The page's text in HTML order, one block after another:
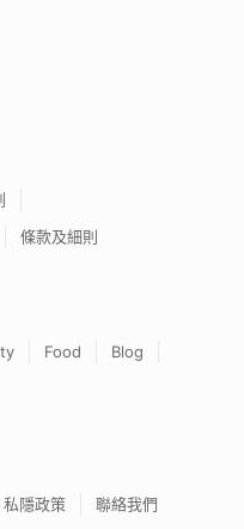
條款及細則
Food
Blog
私隱政策 聯絡我們